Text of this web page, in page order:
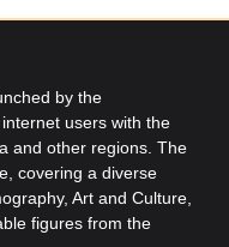
by the
users with the
and other regions. The
covering a diverse
Art and Culture,
figures from the